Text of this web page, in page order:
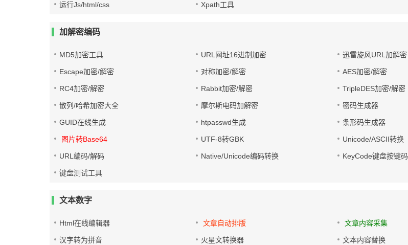
运行Js/html/css Xpath工具
加解密编码
MD5加密工具 URL网址16进制加密 迅雷旋风URL加解密
Escape加密/解密 对称加密/解密 AES加密/解密
RC4加密/解密 Rabbit加密/解密 TripleDES加密/解密
散列/哈希加密大全 摩尔斯电码加解密 密码生成器
GUID在线生成 htpasswd生成 条形码生成器
图片转Base64 UTF-8转GBK Unicode/ASCII转换
URL编码/解码 Native/Unicode编码转换 KeyCode键盘按键码
键盘测试工具
文本数字
Html在线编辑器 文章自动排版 文章内容采集
汉字转为拼音 火星文转换器 文本内容替换